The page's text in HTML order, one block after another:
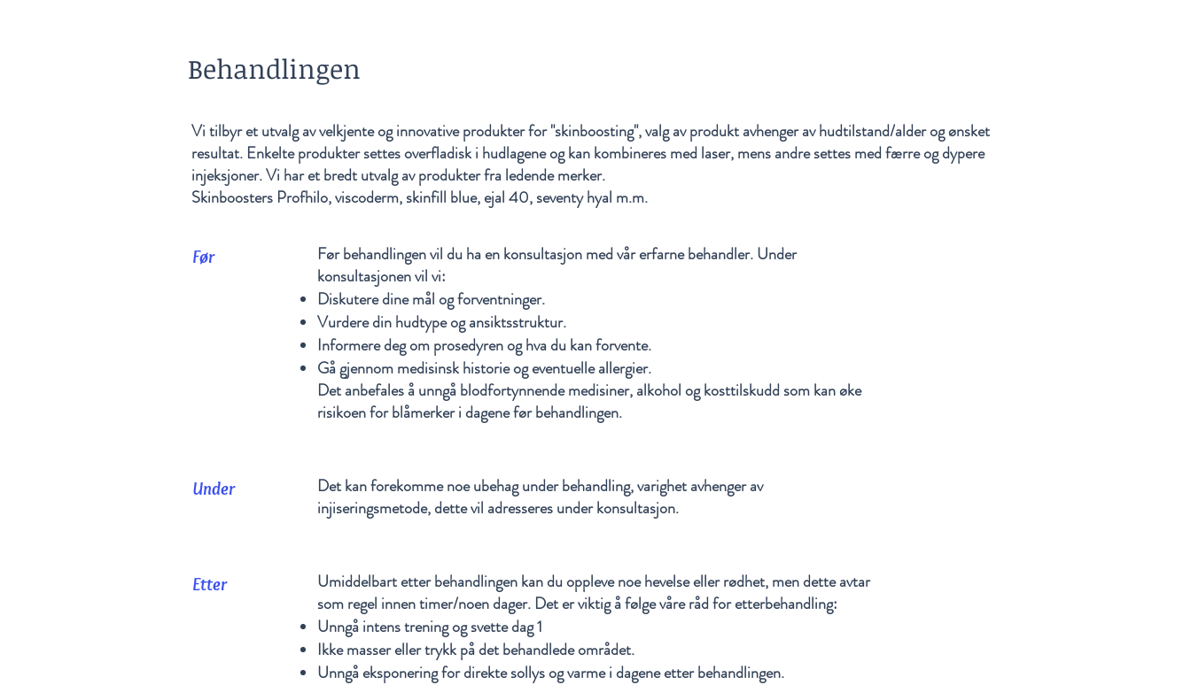
Behandlingen
Vi tilbyr et utvalg av velkjente og innovative produkter for "skinboosting", valg av produkt avhenger av hudtilstand/alder og ønsket
resultat. Enkelte produkter settes overfladisk i hudlagene og kan kombineres med laser, mens andre settes med færre og dypere
injeksjoner. Vi har et bredt utvalg av produkter fra ledende merker.
Skinboosters Profhilo, viscoderm, skinfill blue, ejal 40, seventy hyal m.m.
Før
Før behandlingen vil du ha en konsultasjon med vår erfarne behandler. Under
konsultasjonen vil vi:
Diskutere dine mål og forventninger.
Vurdere din hudtype og ansiktsstruktur.
Informere deg om prosedyren og hva du kan forvente.
Gå gjennom medisinsk historie og eventuelle allergier.
Det anbefales å unngå blodfortynnende medisiner, alkohol og kosttilskudd som kan øke
risikoen for blåmerker i dagene før behandlingen.
Under
Det kan forekomme noe ubehag under behandling, varighet avhenger av
injiseringsmetode, dette vil adresseres under konsultasjon.
Etter
Umiddelbart etter behandlingen kan du oppleve noe hevelse eller rødhet, men dette avtar
som regel innen timer/noen dager. Det er viktig å følge våre råd for etterbehandling:
Unngå intens trening og svette dag 1
Ikke masser eller trykk på det behandlede området.
Unngå eksponering for direkte sollys og varme i dagene etter behandlingen.